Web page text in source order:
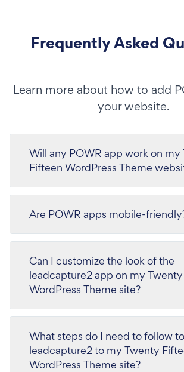
Frequently Asked
Learn more about how to add
your website.
Will any POWR app work on my
Fifteen WordPress Theme
Are POWR apps mobile-
Can I customize the look of the
leadcapture2 app on my
WordPress Theme site?
What steps do I need to follow
leadcapture2 to my Twenty
WordPress Theme site?